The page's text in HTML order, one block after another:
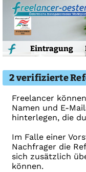
Eintragung
2 verifizierte
Freelancer
Namen und E-
hinterlegen, die
Im Falle einer
Nachfrager die
sich zusätzlich
können.